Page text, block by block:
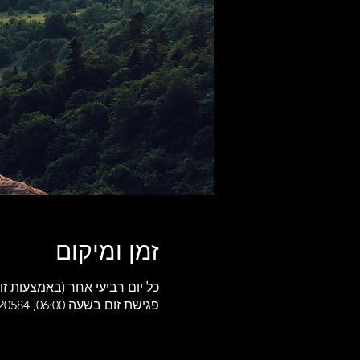
זמן ומיקום
כל יום רביעי אחר (באמצעות
פגישת זום בשעה 06:00, 20584 Buena Vista Rd, Rockbridge, OH 43149, USA